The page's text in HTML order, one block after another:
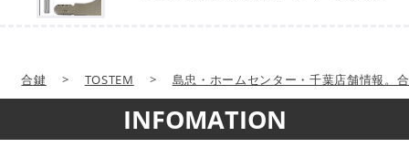
合鍵 > TOSTEM > 島忠・ホームセンター・千葉店舗情報。
INFOMATION